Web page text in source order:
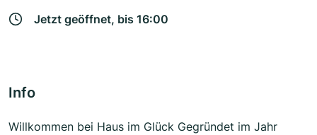
Jetzt geöffnet, bis 16:00
Info
Willkommen bei Haus im Glück Gegründet im Jahr